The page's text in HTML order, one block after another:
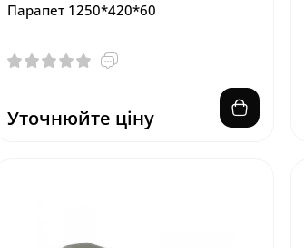
Парапет 1250*420*60
Уточнюйте ціну